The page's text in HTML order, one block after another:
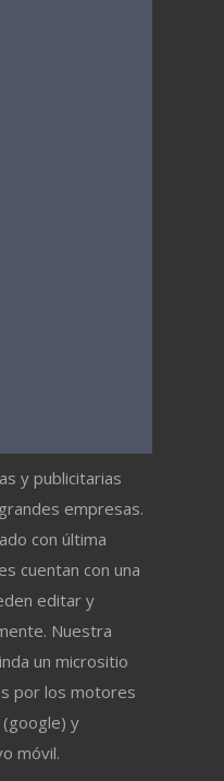
y publicitarias
empresas.
con última
cuentan con una
editar y
Nuestra
un micrositio
por los motores
y
móvil.